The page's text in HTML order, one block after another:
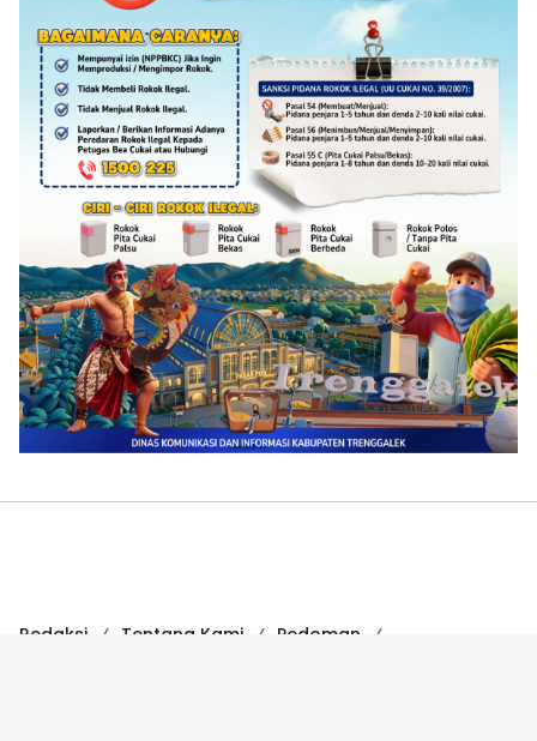
Redaksi Tentang Kami
Pedoman